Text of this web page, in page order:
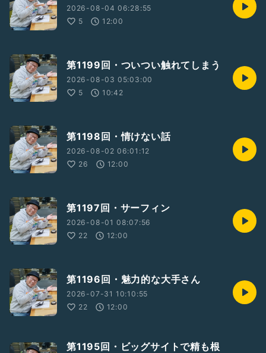
2026-08-04 06:28:55
5
12:00
第1199回・ついつい触れてしまう
2026-08-03 05:03:00
5
10:42
第1198回・情けない話
2026-08-02 06:01:12
26
12:00
第1197回・サーフィン
2026-08-01 08:07:56
22
12:00
第1196回・魅力的な大手さん
2026-07-31 10:10:55
22
12:00
第1195回・ビッグサイトで精も根